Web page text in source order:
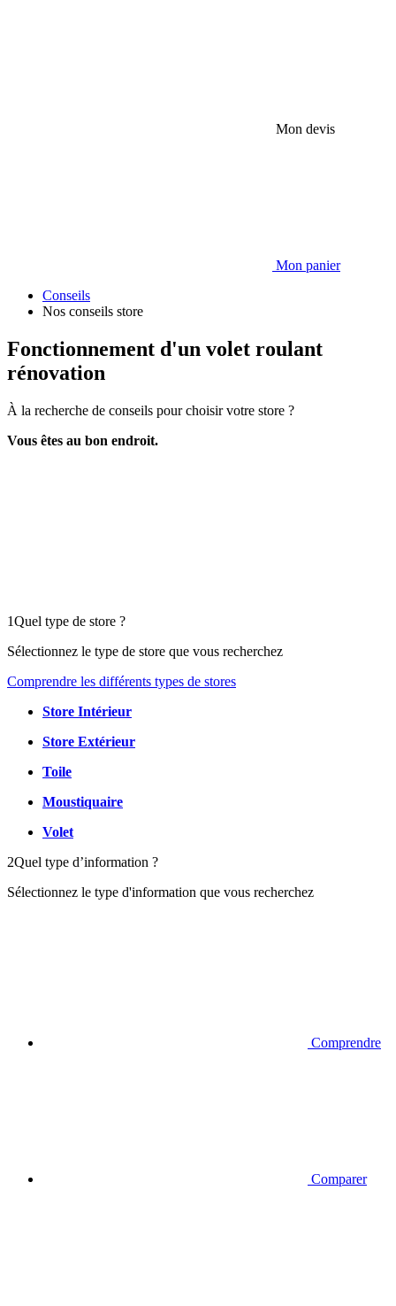
Mon devis
Mon panier
Conseils
Nos conseils store
Fonctionnement d'un volet roulant
rénovation
À la recherche de conseils pour choisir votre store ?
Vous êtes au bon endroit.
1Quel type de store ?
Sélectionnez le type de store que vous recherchez
Comprendre les différents types de stores
Store Intérieur
Store Extérieur
Toile
Moustiquaire
Volet
2Quel type d’information ?
Sélectionnez le type d'information que vous recherchez
Comprendre
Comparer